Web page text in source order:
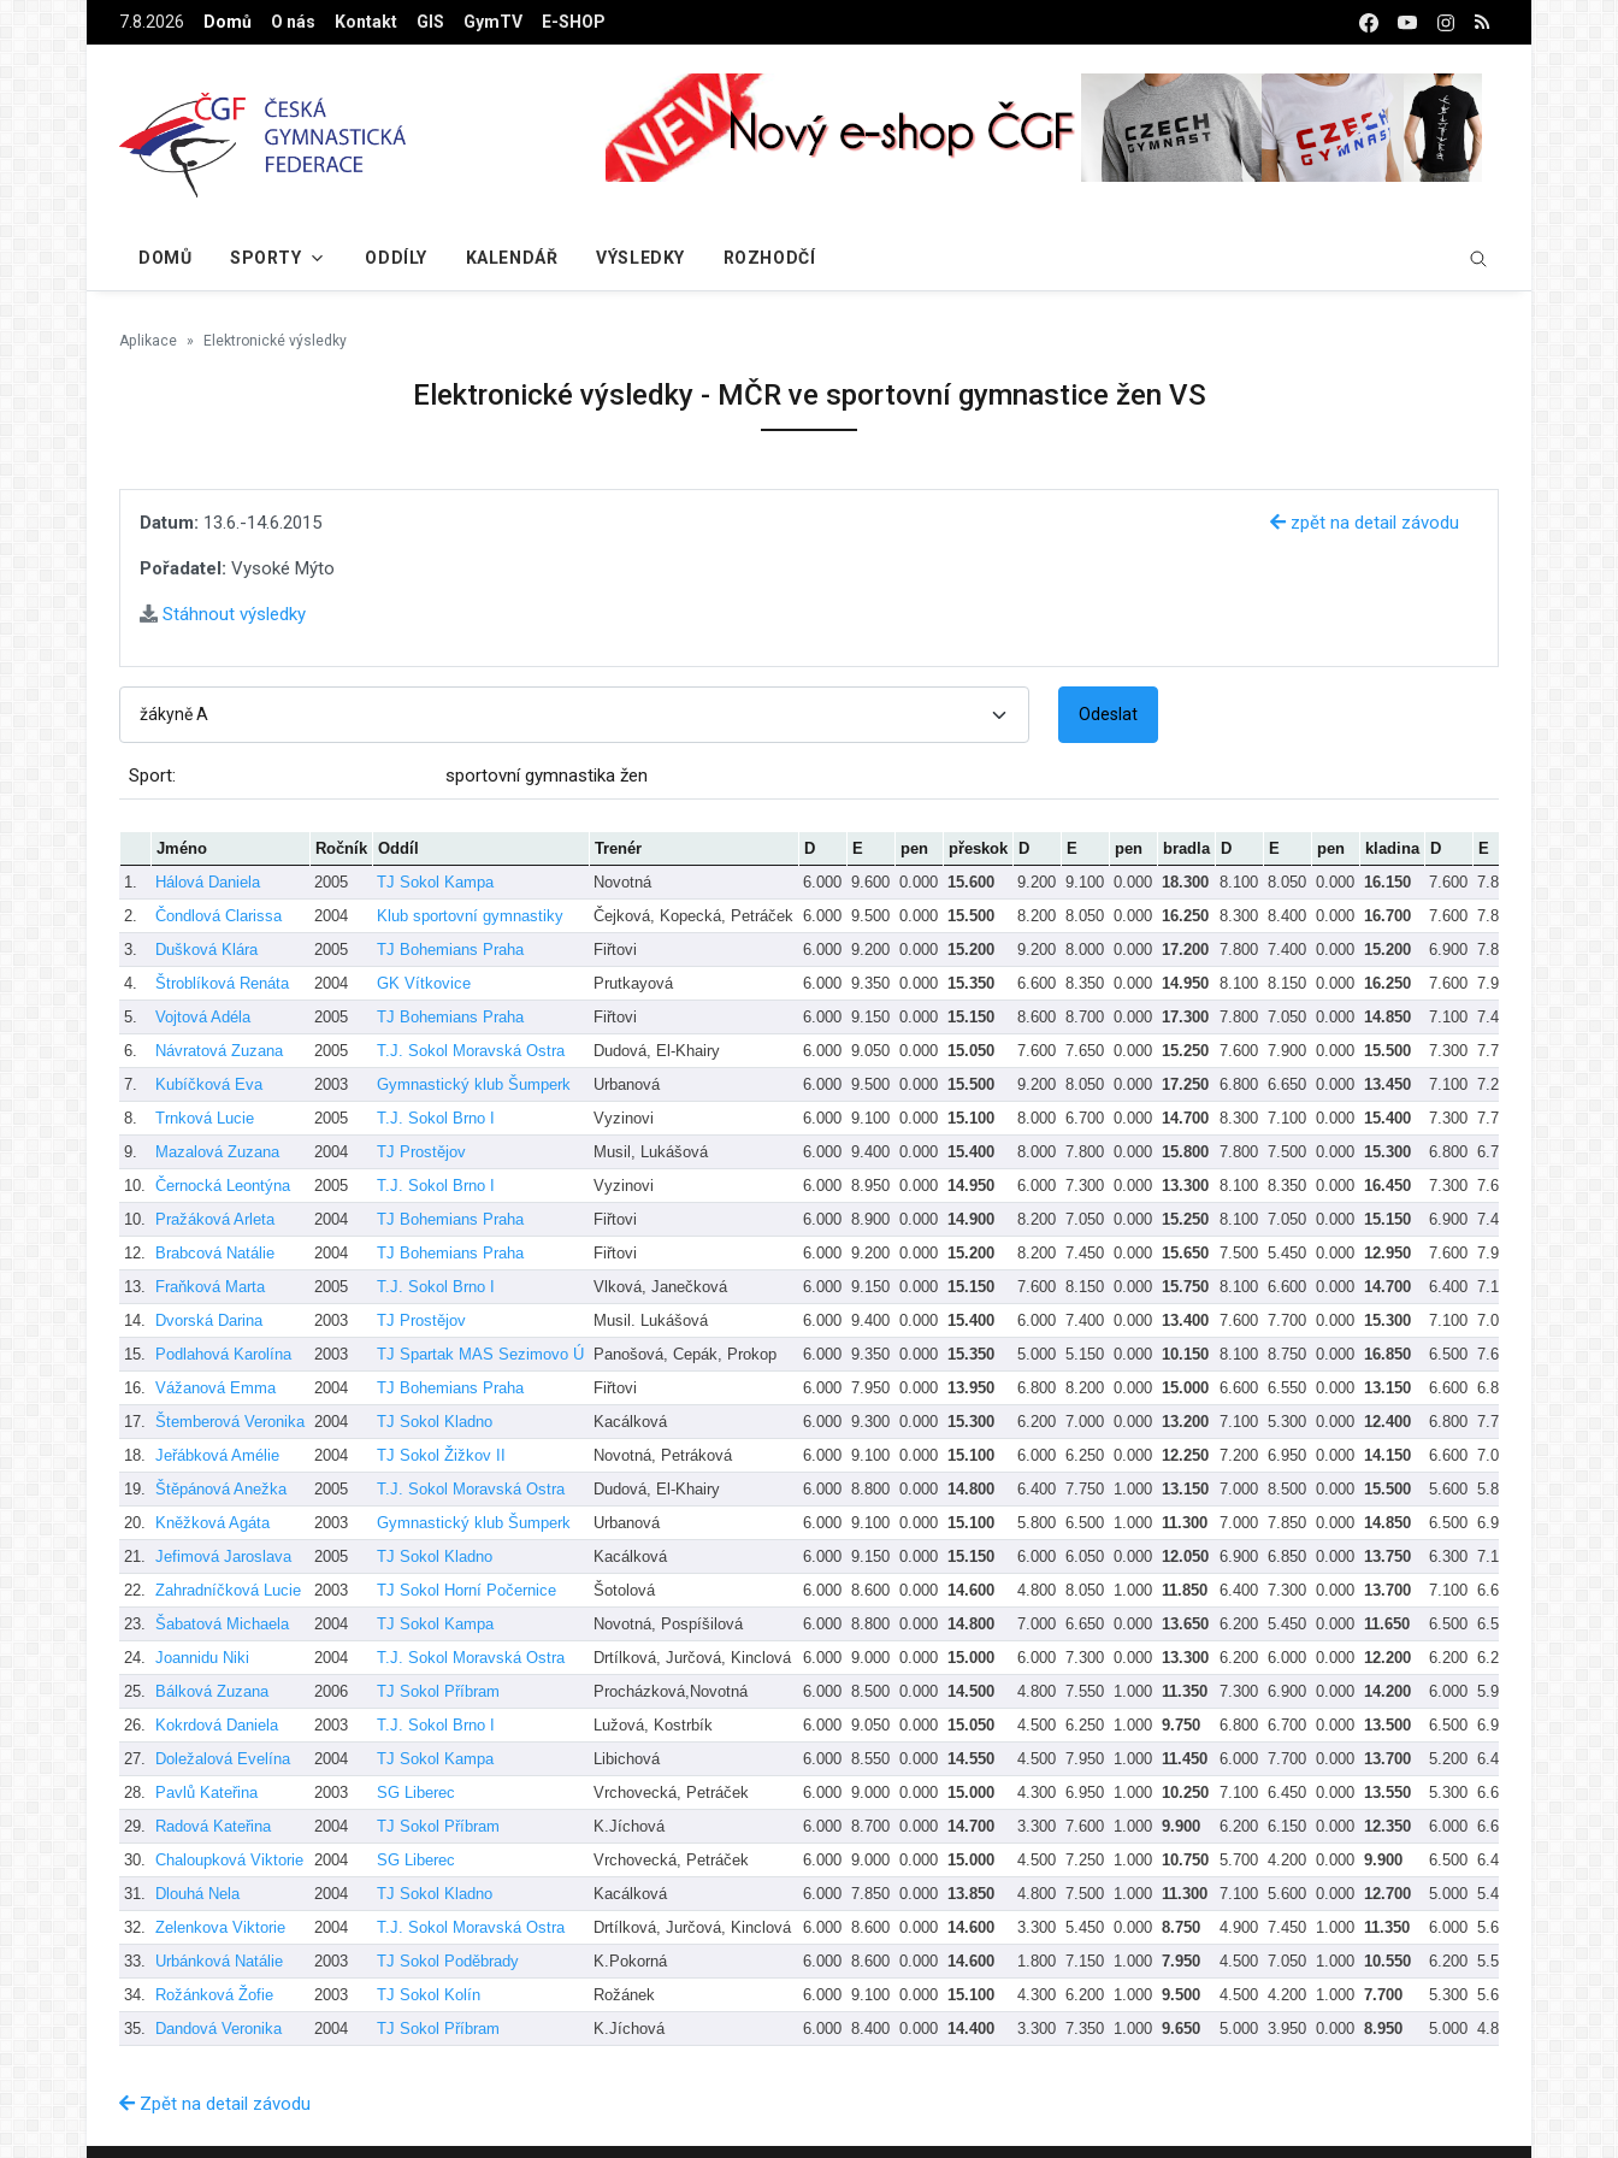
Na hlavní obsah7.8.2026 Domů O nás Kontakt GIS GymTV E-SHOP
DOMŮ SPORTY ODDÍLY KALENDÁŘ VÝSLEDKY ROZHODČÍ
Aplikace Elektronické výsledky
Elektronické výsledky - MČR ve sportovní gymnastice žen VS
zpět na detail závodu
Datum: 13.6.-14.6.2015
Pořadatel: Vysoké Mýto
Stáhnout výsledky
Sport: sportovní gymnastika žen
Jméno Ročník Oddíl Trenér D E pen přeskok D E pen bradla D E pen kladina D E
1.
Hálová Daniela 2005 TJ Sokol Kampa Novotná 6.000 9.600 0.000 15.600 9.200 9.100 0.000 18.300 8.100 8.050 0.000 16.150 7.600 7.800
2.
Čondlová Clarissa 2004 Klub sportovní gymnastiky Čejková, Kopecká, Petráček 6.000 9.500 0.000 15.500 8.200 8.050 0.000 16.250 8.300 8.400 0.000 16.700 7.600 7.850
3.
Dušková Klára 2005 TJ Bohemians Praha Fiřtovi 6.000 9.200 0.000 15.200 9.200 8.000 0.000 17.200 7.800 7.400 0.000 15.200 6.900 7.800
4.
Štroblíková Renáta 2004 GK Vítkovice Prutkayová 6.000 9.350 0.000 15.350 6.600 8.350 0.000 14.950 8.100 8.150 0.000 16.250 7.600 7.950
5.
Vojtová Adéla 2005 TJ Bohemians Praha Fiřtovi 6.000 9.150 0.000 15.150 8.600 8.700 0.000 17.300 7.800 7.050 0.000 14.850 7.100 7.450
6.
Návratová Zuzana 2005 T.J. Sokol Moravská Ostra Dudová, El-Khairy 6.000 9.050 0.000 15.050 7.600 7.650 0.000 15.250 7.600 7.900 0.000 15.500 7.300 7.750
7.
Kubíčková Eva 2003 Gymnastický klub Šumperk Urbanová 6.000 9.500 0.000 15.500 9.200 8.050 0.000 17.250 6.800 6.650 0.000 13.450 7.100 7.200
8.
Trnková Lucie 2005 T.J. Sokol Brno I Vyzinovi 6.000 9.100 0.000 15.100 8.000 6.700 0.000 14.700 8.300 7.100 0.000 15.400 7.300 7.700
9.
Mazalová Zuzana 2004 TJ Prostějov Musil, Lukášová 6.000 9.400 0.000 15.400 8.000 7.800 0.000 15.800 7.800 7.500 0.000 15.300 6.800 6.700
10.
Černocká Leontýna 2005 T.J. Sokol Brno I Vyzinovi 6.000 8.950 0.000 14.950 6.000 7.300 0.000 13.300 8.100 8.350 0.000 16.450 7.300 7.600
10.
Pražáková Arleta 2004 TJ Bohemians Praha Fiřtovi 6.000 8.900 0.000 14.900 8.200 7.050 0.000 15.250 8.100 7.050 0.000 15.150 6.900 7.400
12.
Brabcová Natálie 2004 TJ Bohemians Praha Fiřtovi 6.000 9.200 0.000 15.200 8.200 7.450 0.000 15.650 7.500 5.450 0.000 12.950 7.600 7.900
13.
Fraňková Marta 2005 T.J. Sokol Brno I Vlková, Janečková 6.000 9.150 0.000 15.150 7.600 8.150 0.000 15.750 8.100 6.600 0.000 14.700 6.400 7.150
14.
Dvorská Darina 2003 TJ Prostějov Musil. Lukášová 6.000 9.400 0.000 15.400 6.000 7.400 0.000 13.400 7.600 7.700 0.000 15.300 7.100 7.000
15.
Podlahová Karolína 2003 TJ Spartak MAS Sezimovo Ú Panošová, Cepák, Prokop 6.000 9.350 0.000 15.350 5.000 5.150 0.000 10.150 8.100 8.750 0.000 16.850 6.500 7.600
16.
Vážanová Emma 2004 TJ Bohemians Praha Fiřtovi 6.000 7.950 0.000 13.950 6.800 8.200 0.000 15.000 6.600 6.550 0.000 13.150 6.600 6.850
17.
Štemberová Veronika 2004 TJ Sokol Kladno Kacálková 6.000 9.300 0.000 15.300 6.200 7.000 0.000 13.200 7.100 5.300 0.000 12.400 6.800 7.700
18.
Jeřábková Amélie 2004 TJ Sokol Žižkov II Novotná, Petráková 6.000 9.100 0.000 15.100 6.000 6.250 0.000 12.250 7.200 6.950 0.000 14.150 6.600 7.050
19.
Štěpánová Anežka 2005 T.J. Sokol Moravská Ostra Dudová, El-Khairy 6.000 8.800 0.000 14.800 6.400 7.750 1.000 13.150 7.000 8.500 0.000 15.500 5.600 5.850
20.
Kněžková Agáta 2003 Gymnastický klub Šumperk Urbanová 6.000 9.100 0.000 15.100 5.800 6.500 1.000 11.300 7.000 7.850 0.000 14.850 6.500 6.900
21.
Jefimová Jaroslava 2005 TJ Sokol Kladno Kacálková 6.000 9.150 0.000 15.150 6.000 6.050 0.000 12.050 6.900 6.850 0.000 13.750 6.300 7.100
22.
Zahradníčková Lucie 2003 TJ Sokol Horní Počernice Šotolová 6.000 8.600 0.000 14.600 4.800 8.050 1.000 11.850 6.400 7.300 0.000 13.700 7.100 6.600
23.
Šabatová Michaela 2004 TJ Sokol Kampa Novotná, Pospíšilová 6.000 8.800 0.000 14.800 7.000 6.650 0.000 13.650 6.200 5.450 0.000 11.650 6.500 6.500
24.
Joannidu Niki 2004 T.J. Sokol Moravská Ostra Drtílková, Jurčová, Kinclová 6.000 9.000 0.000 15.000 6.000 7.300 0.000 13.300 6.200 6.000 0.000 12.200 6.200 6.250
25.
Bálková Zuzana 2006 TJ Sokol Příbram Procházková,Novotná 6.000 8.500 0.000 14.500 4.800 7.550 1.000 11.350 7.300 6.900 0.000 14.200 6.000 5.900
26.
Kokrdová Daniela 2003 T.J. Sokol Brno I Lužová, Kostrbík 6.000 9.050 0.000 15.050 4.500 6.250 1.000 9.750 6.800 6.700 0.000 13.500 6.500 6.900
27.
Doležalová Evelína 2004 TJ Sokol Kampa Libichová 6.000 8.550 0.000 14.550 4.500 7.950 1.000 11.450 6.000 7.700 0.000 13.700 5.200 6.450
28.
Pavlů Kateřina 2003 SG Liberec Vrchovecká, Petráček 6.000 9.000 0.000 15.000 4.300 6.950 1.000 10.250 7.100 6.450 0.000 13.550 5.300 6.650
29.
Radová Kateřina 2004 TJ Sokol Příbram K.Jíchová 6.000 8.700 0.000 14.700 3.300 7.600 1.000 9.900 6.200 6.150 0.000 12.350 6.000 6.650
30.
Chaloupková Viktorie 2004 SG Liberec Vrchovecká, Petráček 6.000 9.000 0.000 15.000 4.500 7.250 1.000 10.750 5.700 4.200 0.000 9.900 6.500 6.400
31.
Dlouhá Nela 2004 TJ Sokol Kladno Kacálková 6.000 7.850 0.000 13.850 4.800 7.500 1.000 11.300 7.100 5.600 0.000 12.700 5.000 5.400
32.
Zelenkova Viktorie 2004 T.J. Sokol Moravská Ostra Drtílková, Jurčová, Kinclová 6.000 8.600 0.000 14.600 3.300 5.450 0.000 8.750 4.900 7.450 1.000 11.350 6.000 5.600
33.
Urbánková Natálie 2003 TJ Sokol Poděbrady K.Pokorná 6.000 8.600 0.000 14.600 1.800 7.150 1.000 7.950 4.500 7.050 1.000 10.550 6.200 5.550
34.
Rožánková Žofie 2003 TJ Sokol Kolín Rožánek 6.000 9.100 0.000 15.100 4.300 6.200 1.000 9.500 4.500 4.200 1.000 7.700 5.300 5.650
35.
Dandová Veronika 2004 TJ Sokol Příbram K.Jíchová 6.000 8.400 0.000 14.400 3.300 7.350 1.000 9.650 5.000 3.950 0.000 8.950 5.000 4.850
Zpět na detail závodu